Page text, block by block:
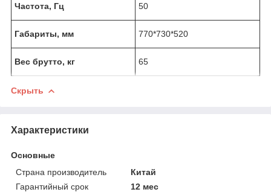
Частота, Гц 50
Габариты, мм 770*730*520
Вес брутто, кг 65
Скрыть
Характеристики
Основные
Страна производитель
Китай
Гарантийный срок
12 мес